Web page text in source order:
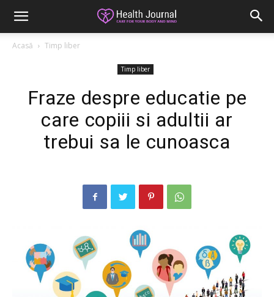
Acasă Timp liber
Timp liber
Fraze despre educatie pe
care copiii si adultii ar
trebui sa le cunoasca